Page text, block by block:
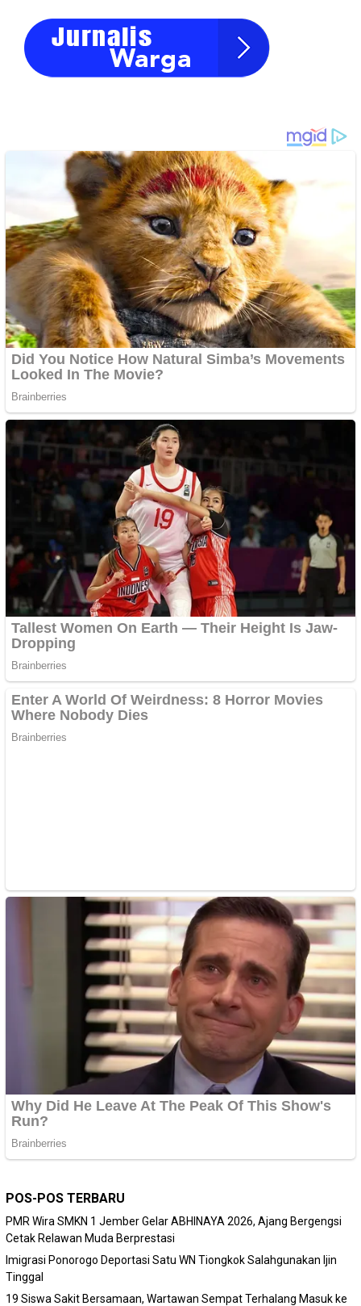
POS-POS TERBARU
PMR Wira SMKN 1 Jember Gelar ABHINAYA 2026, Ajang Bergengsi
Cetak Relawan Muda Berprestasi
Imigrasi Ponorogo Deportasi Satu WN Tiongkok Salahgunakan Ijin
Tinggal
19 Siswa Sakit Bersamaan, Wartawan Sempat Terhalang Masuk ke